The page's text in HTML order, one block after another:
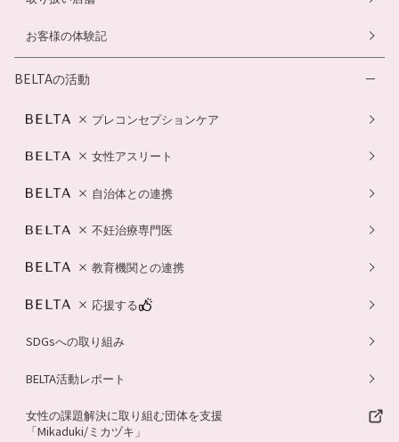
お客様の体験記
BELTAの活動
プレコンセプションケア
女性アスリート
自治体との連携
不妊治療専門医
教育機関との連携
応援する
SDGsへの取り組み
BELTA活動レポート
女性の課題解決に取り組む団体を支援
「Mikaduki/ミカヅキ」